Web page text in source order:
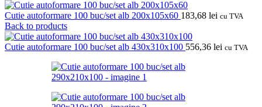
Cutie autoformare 100 buc/set alb 200x105x60 183,68 lei cu TVA
Back to products
Cutie autoformare 100 buc/set alb 430x310x100 556,36 lei cu TVA